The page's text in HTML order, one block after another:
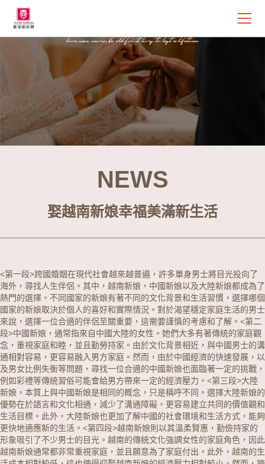
NEWS
娶越南新娘幸福美滿新生活
<第一段>跨國婚姻在現代社會越來越普遍，許多單身男士將目光投向了
海外，尋找人生伴侶。其中， 越南新娘 ， 中國新娘以及大陸新娘都成為了
熱門的選擇。不同國家的新娘有著不同的文化背景和生活習慣，選擇哪個
國家的新娘取決於個人的喜好和實際情況。對於渴望穩定家庭生活的男士
來說，選擇一位合適的伴侶至關重要，這需要謹慎的考慮和了解。 <第二
段>中國新娘，通常指來自中國大陸的女性。她們大多有著傳統的家庭觀
念，重視家庭和睦，並且勤勞持家。由於文化背景相近，與中國男士的溝
通相對容易，更容易融入男方家庭。然而，由於中國經濟的快速發展，以
及男女比例失衡等問題，尋找一位合適的中國新娘也面臨著一定的挑戰，
例如彩禮等傳統習俗可能會給男方帶來一定的經濟壓力。 <第三段>大陸
新娘，本質上與中國新娘是相同的概念，只是稱呼不同。選擇大陸新娘的
優勢在於語言和文化相通，減少了溝通障礙，更容易建立共同的價值觀和
生活目標。此外，大陸新娘也更加了解中國的社會環境和生活方式，能夠
更快地適應新的生活。 <第四段>越南新娘則以其溫柔賢惠，勤儉持家的
形象吸引了不少男士的目光。越南的傳統文化強調女性的家庭角色，因此
越南新娘通常都非常重視家庭，並且願意為了家庭付出。此外，越南的生